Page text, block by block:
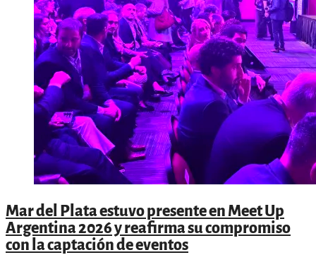
Mar del Plata estuvo presente en Meet Up
Argentina 2026 y reafirma su compromiso
con la captación de eventos